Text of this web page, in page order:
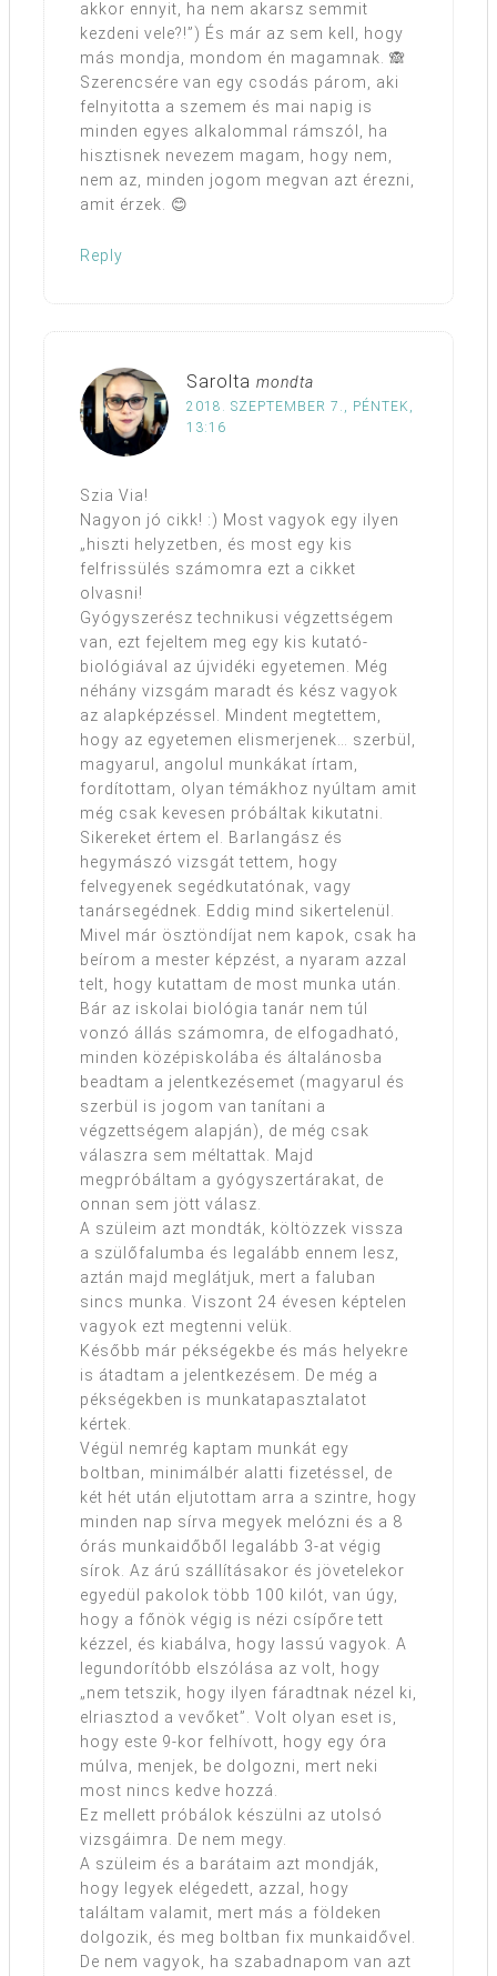
akkor ennyit, ha nem akarsz semmit
kezdeni vele?!”) És már az sem kell, hogy
más mondja, mondom én magamnak. 🙈
Szerencsére van egy csodás párom, aki
felnyitotta a szemem és mai napig is
minden egyes alkalommal rámszól, ha
hisztisnek nevezem magam, hogy nem,
nem az, minden jogom megvan azt érezni,
amit érzek. 😊
Reply
Sarolta mondta
2018. SZEPTEMBER 7., PÉNTEK,
13:16
Szia Via!
Nagyon jó cikk! :) Most vagyok egy ilyen
„hiszti helyzetben, és most egy kis
felfrissülés számomra ezt a cikket
olvasni!
Gyógyszerész technikusi végzettségem
van, ezt fejeltem meg egy kis kutató-
biológiával az újvidéki egyetemen. Még
néhány vizsgám maradt és kész vagyok
az alapképzéssel. Mindent megtettem,
hogy az egyetemen elismerjenek… szerbül,
magyarul, angolul munkákat írtam,
fordítottam, olyan témákhoz nyúltam amit
még csak kevesen próbáltak kikutatni.
Sikereket értem el. Barlangász és
hegymászó vizsgát tettem, hogy
felvegyenek segédkutatónak, vagy
tanársegédnek. Eddig mind sikertelenül.
Mivel már ösztöndíjat nem kapok, csak ha
beírom a mester képzést, a nyaram azzal
telt, hogy kutattam de most munka után.
Bár az iskolai biológia tanár nem túl
vonzó állás számomra, de elfogadható,
minden középiskolába és általánosba
beadtam a jelentkezésemet (magyarul és
szerbül is jogom van tanítani a
végzettségem alapján), de még csak
válaszra sem méltattak. Majd
megpróbáltam a gyógyszertárakat, de
onnan sem jött válasz.
A szüleim azt mondták, költözzek vissza
a szülőfalumba és legalább ennem lesz,
aztán majd meglátjuk, mert a faluban
sincs munka. Viszont 24 évesen képtelen
vagyok ezt megtenni velük.
Később már pékségekbe és más helyekre
is átadtam a jelentkezésem. De még a
pékségekben is munkatapasztalatot
kértek.
Végül nemrég kaptam munkát egy
boltban, minimálbér alatti fizetéssel, de
két hét után eljutottam arra a szintre, hogy
minden nap sírva megyek melózni és a 8
órás munkaidőből legalább 3-at végig
sírok. Az árú szállításakor és jövetelekor
egyedül pakolok több 100 kilót, van úgy,
hogy a főnök végig is nézi csípőre tett
kézzel, és kiabálva, hogy lassú vagyok. A
legundorítóbb elszólása az volt, hogy
„nem tetszik, hogy ilyen fáradtnak nézel ki,
elriasztod a vevőket”. Volt olyan eset is,
hogy este 9-kor felhívott, hogy egy óra
múlva, menjek, be dolgozni, mert neki
most nincs kedve hozzá.
Ez mellett próbálok készülni az utolsó
vizsgáimra. De nem megy.
A szüleim és a barátaim azt mondják,
hogy legyek elégedett, azzal, hogy
találtam valamit, mert más a földeken
dolgozik, és meg boltban fix munkaidővel.
De nem vagyok, ha szabadnapom van azt